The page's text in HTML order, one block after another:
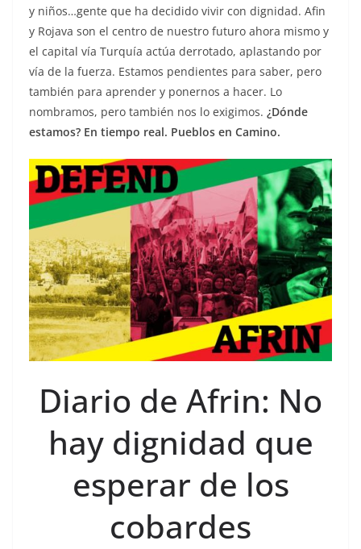
y niños…gente que ha decidido vivir con dignidad. Afin
y Rojava son el centro de nuestro futuro ahora mismo y
el capital vía Turquía actúa derrotado, aplastando por
vía de la fuerza. Estamos pendientes para saber, pero
también para aprender y ponernos a hacer. Lo
nombramos, pero también nos lo exigimos. ¿Dónde
estamos? En tiempo real. Pueblos en Camino.
Diario de Afrin: No
hay dignidad que
esperar de los
cobardes